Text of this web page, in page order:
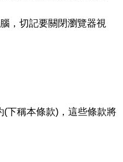
，切記要關閉瀏覽器視
(下稱本條款)，這些條款將